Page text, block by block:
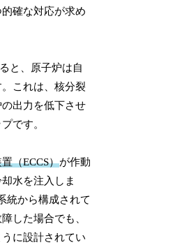
確な対応が求め
と、原子炉は自
これは、核分裂
出力を低下させ
です。
（ECCS）が作動
水を注入しま
統から構成されて
した場合でも、
に設計されてい